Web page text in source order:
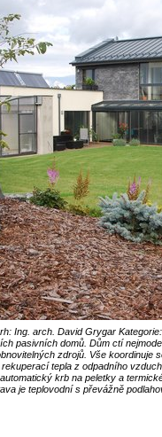
Ing. arch. David Grygar
pasivních domů. Dům ctí
zdrojů. Vše koordinuje
tepla z odpadního
krb na peletky a
je teplovodní s převážně